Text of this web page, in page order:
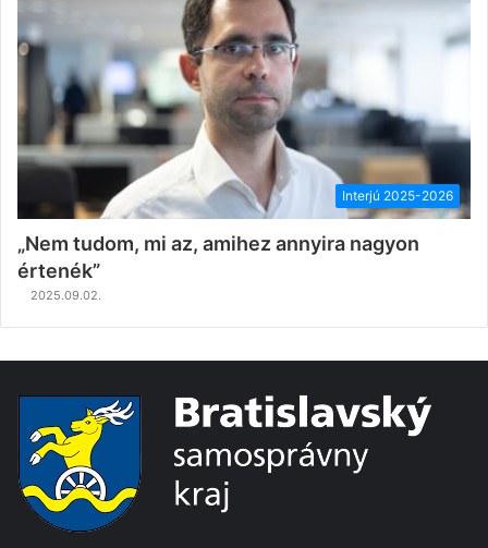
Interjú 2025-2026
„Nem tudom, mi az, amihez annyira nagyon
értenék”
2025.09.02.